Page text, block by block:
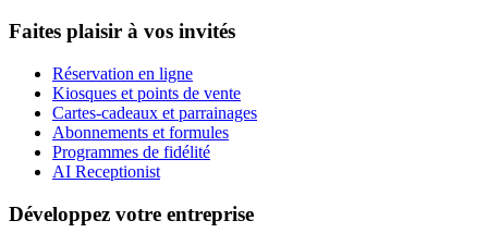
Faites plaisir à vos invités
Réservation en ligne
Kiosques et points de vente
Cartes-cadeaux et parrainages
Abonnements et formules
Programmes de fidélité
AI Receptionist
Développez votre entreprise